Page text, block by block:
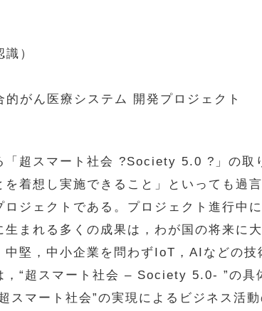
）
がん医療システム 開発プロジェクト
超スマート社会 ?Society 5.0 ?」の取
着想し実施できること」といっても過
ジェクトである。プロジェクト進行中
まれる多くの成果は，わが国の将来に
堅，中小企業を問わずIoT，AIなどの技
，“超スマート社会 – Society 5.0- ”の具
スマート社会”の実現によるビジネス活動